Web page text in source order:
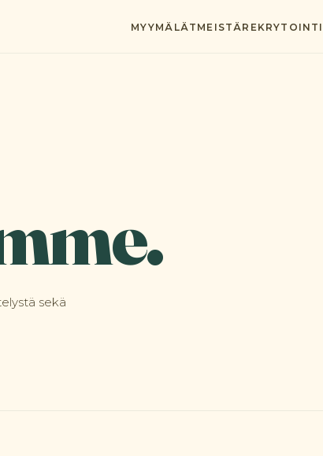
MYYMÄLÄT MEISTÄREKRYTOINTI
sekä